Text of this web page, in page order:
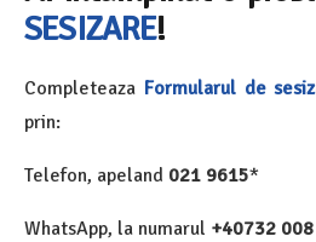
SESIZARE!
Completeaza Formularul de
prin:
Telefon, apeland 021 9615*
WhatsApp, la numarul +40732